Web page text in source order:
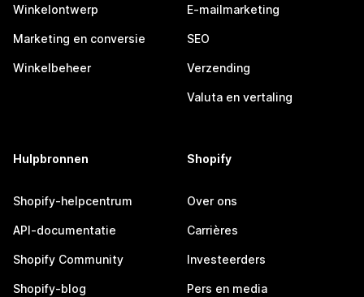
Winkelontwerp
Marketing en conversie
Winkelbeheer
E-mailmarketing
SEO
Verzending
Valuta en vertaling
Hulpbronnen
Shopify-helpcentrum
API-documentatie
Shopify Community
Shopify-blog
Shopify
Over ons
Carrières
Investeerders
Pers en media